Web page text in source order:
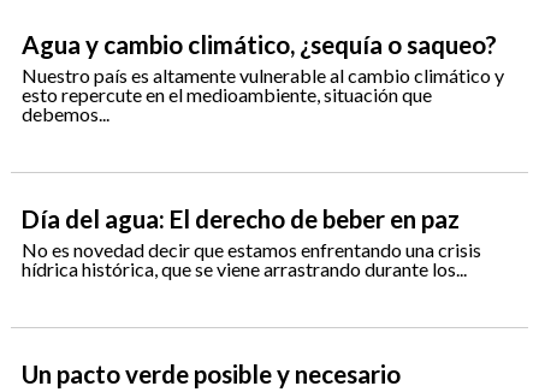
Agua y cambio climático, ¿sequía o saqueo?
Nuestro país es altamente vulnerable al cambio climático y
esto repercute en el medioambiente, situación que
debemos...
Día del agua: El derecho de beber en paz
No es novedad decir que estamos enfrentando una crisis
hídrica histórica, que se viene arrastrando durante los...
Un pacto verde posible y necesario